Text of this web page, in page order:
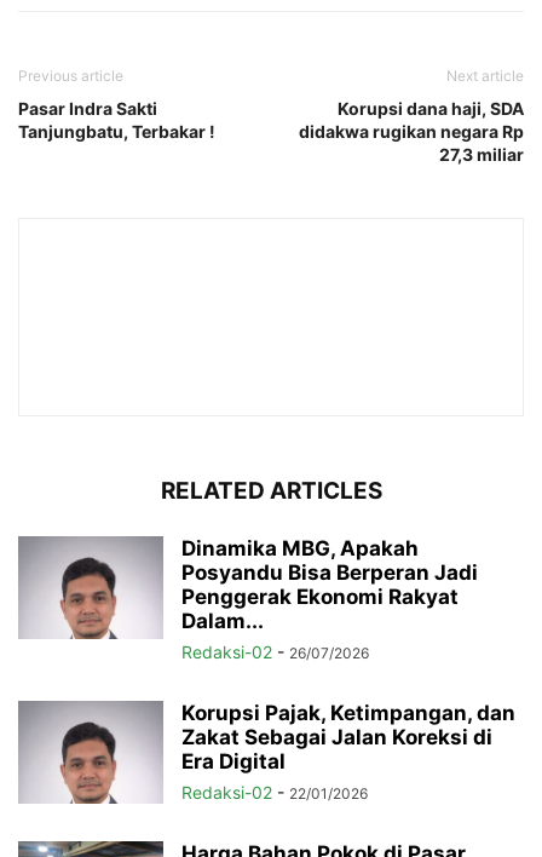
Previous article
Pasar Indra Sakti
Tanjungbatu, Terbakar !
Next article
Korupsi dana haji, SDA
didakwa rugikan negara Rp
27,3 miliar
RELATED ARTICLES
Dinamika MBG, Apakah
Posyandu Bisa Berperan Jadi
Penggerak Ekonomi Rakyat
Dalam...
Redaksi-02 - 26/07/2026
Korupsi Pajak, Ketimpangan, dan
Zakat Sebagai Jalan Koreksi di
Era Digital
Redaksi-02 - 22/01/2026